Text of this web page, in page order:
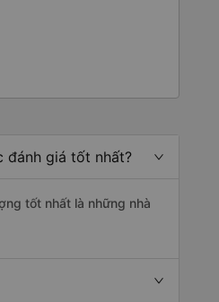
đánh giá tốt nhất?
tốt nhất là những nhà